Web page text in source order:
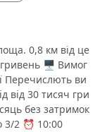
0,8 км від це
гривень 🖥 Вимог
Перечислють ви
від 30 тисяч гри
без затримок
3/2 ⏰ 10:00